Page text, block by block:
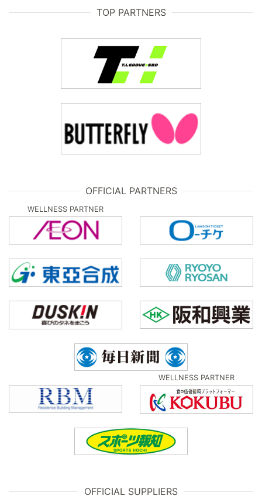
TOP PARTNERS
OFFICIAL PARTNERS
WELLNESS PARTNER
WELLNESS PARTNER
OFFICIAL SUPPLIERS